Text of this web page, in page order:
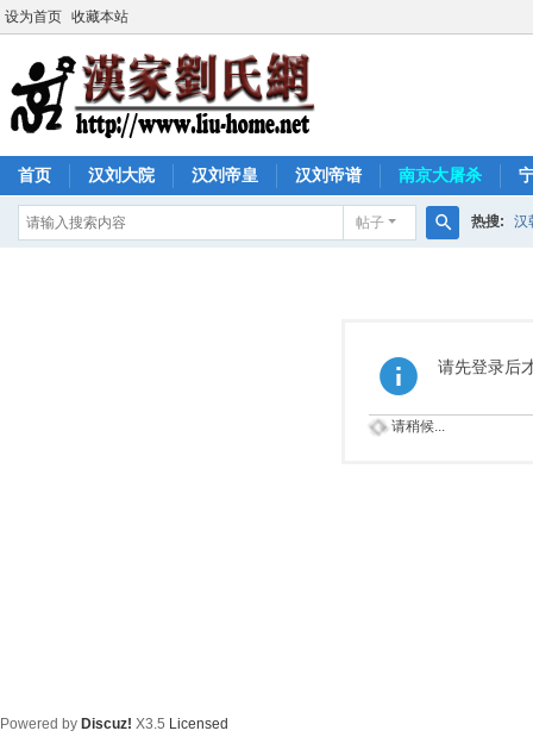
设为首页 收藏本站
首页 汉刘大院 汉刘帝皇 汉刘帝谱 南京大屠杀
帖子 热搜: 汉
请先登录后
请稍候...
Powered by Discuz! X3.5 Licensed